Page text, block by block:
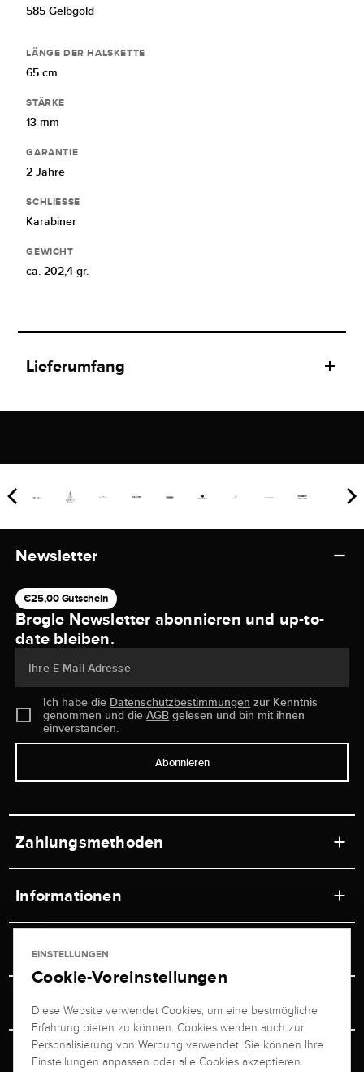
585 Gelbgold
LÄNGE DER HALSKETTE
65 cm
STÄRKE
13 mm
GARANTIE
2 Jahre
SCHLIESSE
Karabiner
GEWICHT
ca. 202,4 gr.
Lieferumfang
Newsletter
€25,00 Gutschein
Brogle Newsletter abonnieren und up-to-
date bleiben.
Ihre E-Mail-Adresse
Ich habe die Datenschutzbestimmungen zur Kenntnis
genommen und dieAGB gelesen und bin mit ihnen
einverstanden.
Abonnieren
Zahlungsmethoden
Informationen
Ladengeschäft
Versand & Zahlung
Ratgeber
Service
Newsletterabmeldung
Retouren-Service
Juwelier Brogle
Über uns
Persönlicher Berater
EINSTELLUNGEN
Cookie-Voreinstellungen
Diese Website verwendet Cookies, um eine bestmögliche
Erfahrung bieten zu können. Cookies werden auch zur
Personalisierung von Werbung verwendet. Sie können Ihre
Einstellungen anpassen oder alle Cookies akzeptieren.